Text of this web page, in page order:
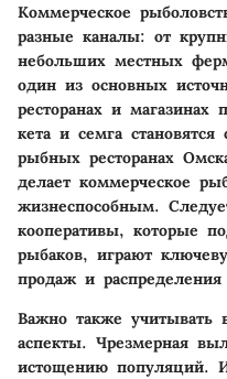
Коммерческое
разные каналы: от
небольших местных
один из основных
ресторанах и магазинах
кета и семга
рыбных ресторанах
делает коммерческое
жизнеспособным.
кооперативы, которые
рыбаков, играют
продаж и
Важно также учитывать
аспекты. Чрезмерная
истощению популяций.